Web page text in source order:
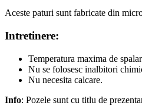
Aceste paturi sunt fabricate din
Intretinere:
Temperatura maxima de
Nu se folosesc inalbitori
Nu necesita calcare.
Info: Pozele sunt cu titlu de